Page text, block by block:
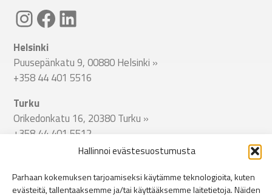
Hallinnoi evästesuostumusta
Parhaan kokemuksen tarjoamiseksi käytämme teknologioita, kuten
evästeitä, tallentaaksemme ja/tai käyttääksemme laitetietoja. Näiden
Linkki Spitecin Instagramiin Linkki Spitecin Facebookkiin LinkedIn
Helsinki
Puusepänkatu 9, 00880 Helsinki »
+358 44 401 5516
Turku
Orikedonkatu 16, 20380 Turku »
+358 44 401 5512
Viinikankatu 51, 33800 Tampere»
+358 44 401 5513